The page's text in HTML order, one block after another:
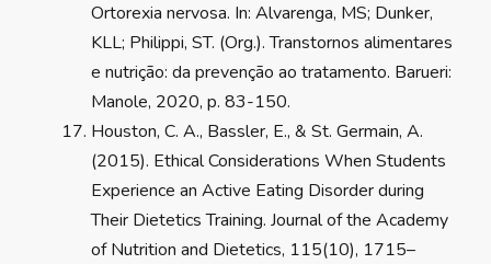
Ortorexia nervosa. In: Alvarenga, MS; Dunker,
KLL; Philippi, ST. (Org.). Transtornos alimentares
e nutrição: da prevenção ao tratamento. Barueri:
Manole, 2020, p. 83-150.
Houston, C. A., Bassler, E., & St. Germain, A.
(2015). Ethical Considerations When Students
Experience an Active Eating Disorder during
Their Dietetics Training. Journal of the Academy
of Nutrition and Dietetics, 115(10), 1715–